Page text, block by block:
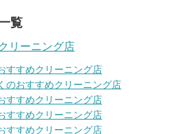
覧
リーニング店
すすめクリーニング店
のおすすめクリーニング店
すすめクリーニング店
すすめクリーニング店
すすめクリーニング店